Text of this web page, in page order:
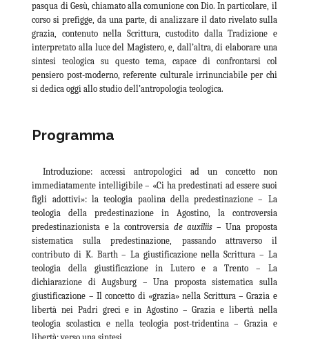
pasqua di Gesù, chiamato alla comunione con Dio. In particolare, il
corso si prefigge, da una parte, di analizzare il dato rivelato sulla
grazia, contenuto nella Scrittura, custodito dalla Tradizione e
interpretato alla luce del Magistero, e, dall’altra, di elaborare una
sintesi teologica su questo tema, capace di confrontarsi col
pensiero post-moderno, referente culturale irrinunciabile per chi
si dedica oggi allo studio dell’antropologia teologica.
Programma
Introduzione: accessi antropologici ad un concetto non
immediatamente intelligibile – «Ci ha predestinati ad essere suoi
figli adottivi»: la teologia paolina della predestinazione – La
teologia della predestinazione in Agostino, la controversia
predestinazionista e la controversia de auxiliis– Una proposta
sistematica sulla predestinazione, passando attraverso il
contributo di K. Barth – La giustificazione nella Scrittura – La
teologia della giustificazione in Lutero e a Trento – La
dichiarazione di Augsburg – Una proposta sistematica sulla
giustificazione – Il concetto di «grazia» nella Scrittura – Grazia e
libertà nei Padri greci e in Agostino – Grazia e libertà nella
teologia scolastica e nella teologia post-tridentina – Grazia e